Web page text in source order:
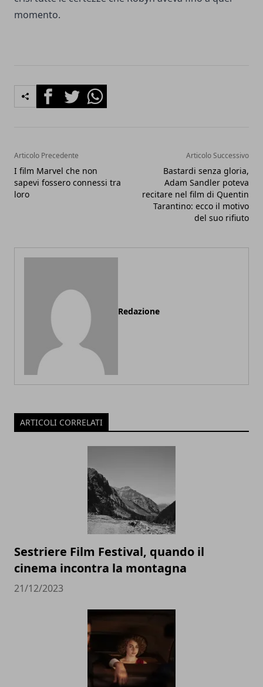
momento.
FacebookTwitterWhatsapp
Articolo Precedente
I film Marvel che non
sapevi fossero connessi tra
loro
Articolo Successivo
Bastardi senza gloria,
Adam Sandler poteva
recitare nel film di Quentin
Tarantino: ecco il motivo
del suo rifiuto
Redazione
ARTICOLI CORRELATI
Sestriere Film Festival, quando il
cinema incontra la montagna
21/12/2023